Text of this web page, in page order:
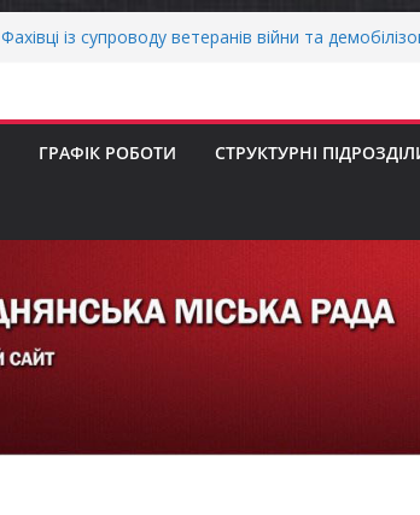
Фахівці із супроводу ветеранів війни та
Городнянська міська рада встановила 100-
ГРАФІК РОБОТИ СТРУКТУРНІ